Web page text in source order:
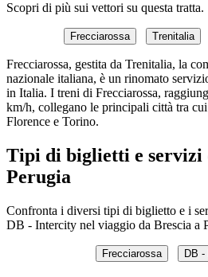
Scopri di più sui vettori su questa tratta.
Frecciarossa Trenitalia
Frecciarossa, gestita da Trenitalia, la
nazionale italiana, è un rinomato
in Italia. I treni di Frecciarossa,
km/h, collegano le principali città tra
Florence e Torino.
Tipi di biglietti e servizi
Perugia
Confronta i diversi tipi di biglietto e i
DB - Intercity nel viaggio da Brescia a
Frecciarossa DB